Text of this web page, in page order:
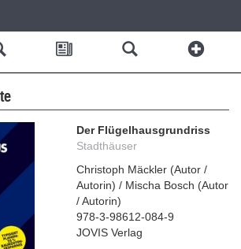
Der Flügelhausgrundriss
Stadthäuser
Christoph Mäckler (Autor /
Autorin) / Mischa Bosch (Autor
/ Autorin)
978-3-98612-084-9
JOVIS Verlag